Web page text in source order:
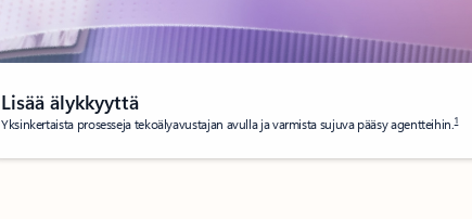
Lisää älykkyyttä
Yksinkertaista prosesseja tekoälyavustajan avulla ja varmista sujuva pääsy agentteihin.1